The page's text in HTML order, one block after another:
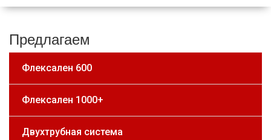
Предлагаем
Флексален 600
Флексален 1000+
Двухтрубная система